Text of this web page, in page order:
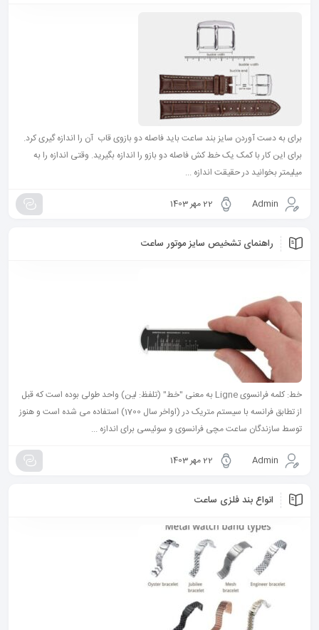
برای به دست آوردن سایز بند ساعت باید فاصله دو بازوی قاب آن را اندازه گیری کرد.
برای این کار با کمک یک خط کش فاصله دو بازو را اندازه بگیرید. وقتی اندازه را به
میلیمتر بخوانید در حقیقت اندازه ...
Admin 22 مهر 1403
راهنمای تشخیص سایز موتور ساعت
خط: کلمه فرانسوی Ligne به معنی "خط" (تلفظ: لین) واحد طولی بوده است که قبل
از تطابق فرانسه با سیستم متریک در (اواخر سال 1700) استفاده می شده است و هنوز
توسط سازندگان ساعت مچی فرانسوی و سوئیسی برای اندازه ...
Admin 22 مهر 1403
انواع بند فلزی ساعت